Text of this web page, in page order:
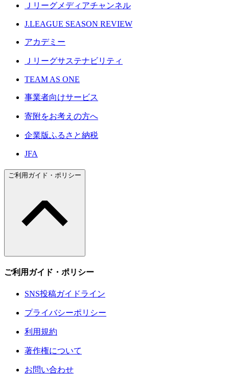
Ｊリーグメディアチャンネル
J.LEAGUE SEASON REVIEW
アカデミー
Ｊリーグサステナビリティ
TEAM AS ONE
事業者向けサービス
寄附をお考えの方へ
企業版ふるさと納税
JFA
ご利用ガイド・ポリシー
ご利用ガイド・ポリシー
SNS投稿ガイドライン
プライバシーポリシー
利用規約
著作権について
お問い合わせ